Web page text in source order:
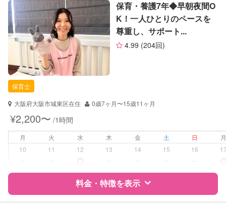
レッスン なし
定期予約 お引き受けしていません
お子様の撮影
（定期特典）
対応不可
特徴 料金 レビュー
サポートの特徴
自治体届出済ベビーシッター
対応可能/特徴
病児対応
障がい児対応 対応可否は個別に相談
絵・工作レッスン
その他
保育・養護7年◆早朝夜間O
K！一人ひとりのペースを
尊重し、サポート...
4.99 (204回)
保育士
大阪府大阪市城東区在住
0歳7ヶ月〜15歳11ヶ月
¥2,200〜 /1時間
月 火 水 木 金 土 日
10
11 12 13 14 15 16
料金・特徴を表示